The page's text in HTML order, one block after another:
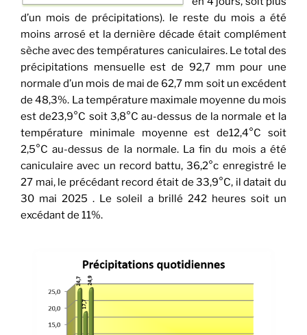
d’un mois de précipitations). le reste du mois a été
moins arrosé et la dernière décade était complément
sèche avec des températures caniculaires. Le total des
précipitations mensuelle est de 92,7 mm pour une
normale d’un mois de mai de 62,7 mm soit un excédent
de 48,3%. La température maximale moyenne du mois
est de23,9°C soit 3,8°C au-dessus de la normale et la
température minimale moyenne est de12,4°C soit
2,5°C au-dessus de la normale. La fin du mois a été
caniculaire avec un record battu, 36,2°c enregistré le
27 mai, le précédant record était de 33,9°C, il datait du
30 mai 2025 . Le soleil a brillé 242 heures soit un
excédant de 11%.